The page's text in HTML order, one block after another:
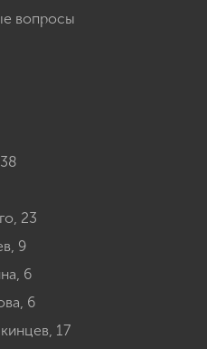
вопросы
23
9
6
6
17